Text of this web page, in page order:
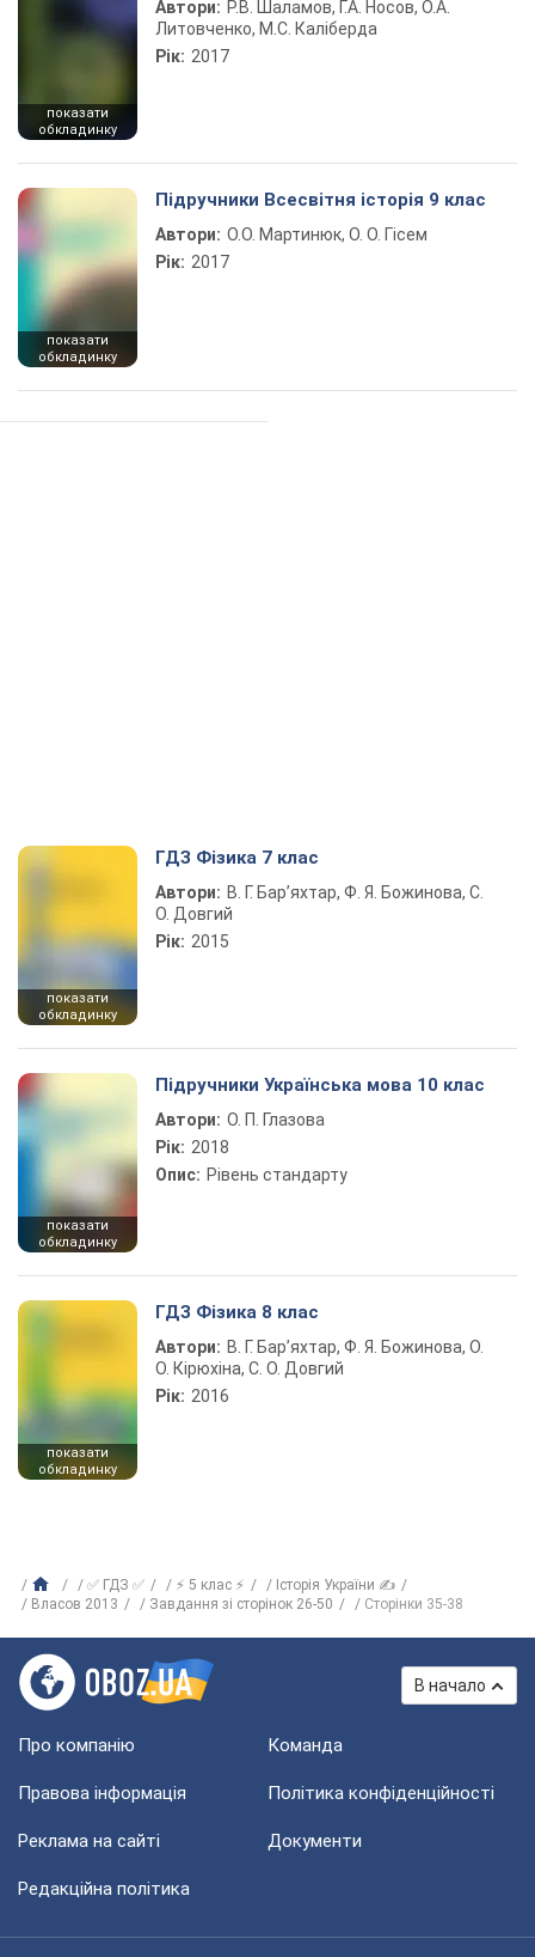
показати
обкладинку
Автори: Р.В. Шаламов, Г.А. Носов, О.А.
Литовченко, М.С. Каліберда
Рік: 2017
показати
обкладинку
Підручники Всесвітня історія 9 клас
Автори: О.О. Мартинюк, О. О. Гісем
Рік: 2017
показати
обкладинку
ГДЗ Фізика 7 клас
Автори: В. Г. Бар’яхтар, Ф. Я. Божинова, С.
О. Довгий
Рік: 2015
показати
обкладинку
Підручники Українська мова 10 клас
Автори: О. П. Глазова
Рік: 2018
Опис: Рівень стандарту
показати
обкладинку
ГДЗ Фізика 8 клас
Автори: В. Г. Бар’яхтар, Ф. Я. Божинова, О.
О. Кірюхіна, С. О. Довгий
Рік: 2016
✅ ГДЗ ✅ ⚡ 5 клас ⚡
Історія України ✍
Власов 2013
Завдання зі сторінок 26-50 Сторінки 35-38
В начало
Про компанію Команда
Правова інформація Політика конфіденційності
Реклама на сайті Документи
Редакційна політика